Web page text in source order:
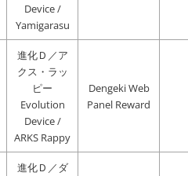
Device /
Yamigarasu
進化Ｄ／ア
クス・ラッ
ピー
Evolution
Device /
ARKS Rappy
Dengeki Web
Panel Reward
進化Ｄ／ダ